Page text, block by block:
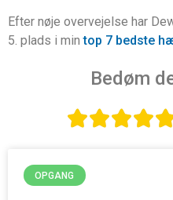
Efter nøje overvejelse har
5. plads i mintop 7 bedste
Bedøm
OPGANG